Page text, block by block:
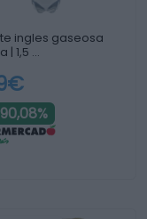
ingles gaseosa
| 1,5 …